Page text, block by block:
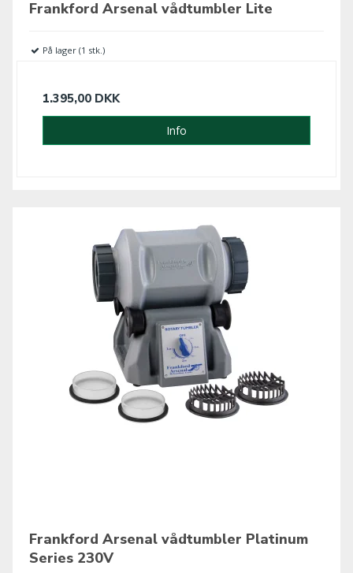
Frankford Arsenal vådtumbler Lite
På lager (1 stk.)
1.395,00 DKK
Info
Frankford Arsenal vådtumbler Platinum
Series 230V